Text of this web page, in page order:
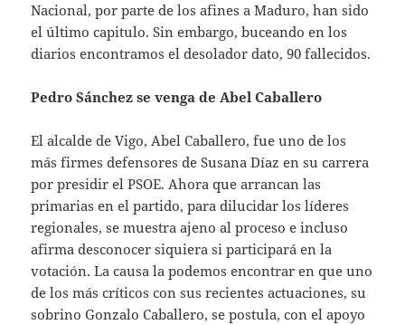
Nacional, por parte de los afines a Maduro, han sido
el último capitulo. Sin embargo, buceando en los
diarios encontramos el desolador dato, 90 fallecidos.
Pedro Sánchez se venga de Abel Caballero
El alcalde de Vigo, Abel Caballero, fue uno de los
más firmes defensores de Susana Díaz en su carrera
por presidir el PSOE. Ahora que arrancan las
primarias en el partido, para dilucidar los líderes
regionales, se muestra ajeno al proceso e incluso
afirma desconocer siquiera si participará en la
votación. La causa la podemos encontrar en que uno
de los más críticos con sus recientes actuaciones, su
sobrino Gonzalo Caballero, se postula, con el apoyo